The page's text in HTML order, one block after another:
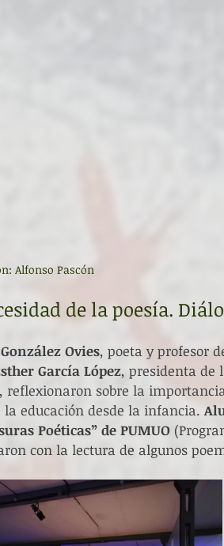
Alfonso Pascón
de la poesía.
Ovies, poeta y profesor
García López, presidenta de
reflexionaron sobre la
la educación desde la infancia.
Poéticas” de PUMUO
con la lectura de algunos